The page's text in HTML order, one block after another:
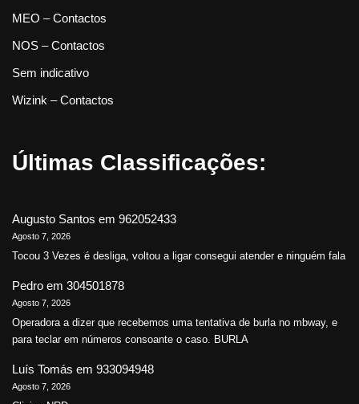
MEO – Contactos
NOS – Contactos
Sem indicativo
Wizink – Contactos
Últimas Classificações:
Augusto Santos em 962052433
Agosto 7, 2026
Tocou 3 Vezes é desliga, voltou a ligar consegui atender e ninguém fala
Pedro em 304501878
Agosto 7, 2026
Operadora a dizer que recebemos uma tentativa de burla no mbway, e
para teclar em números consoante o caso. BURLA
Luís Tomás em 933094948
Agosto 7, 2026